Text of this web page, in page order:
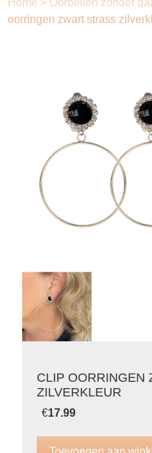
Home > Oorbellen zonder
oorringen zwart strass
CLIP OORRINGEN
ZILVERKLEUR
€17.99